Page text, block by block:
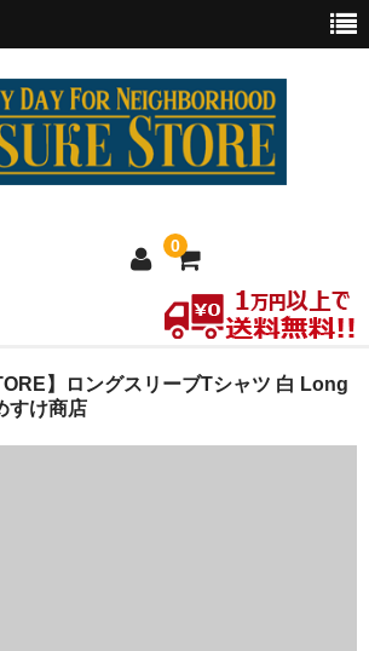
0
】ロングスリーブTシャツ 白 Long
すけ商店